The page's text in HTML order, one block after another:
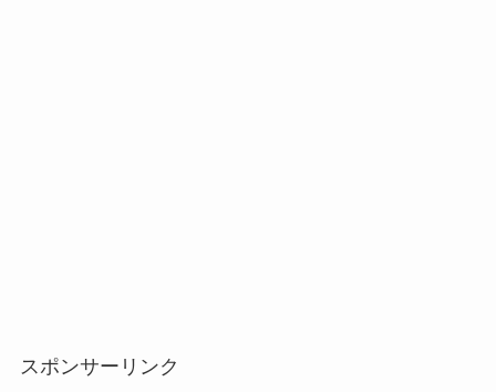
スポンサーリンク